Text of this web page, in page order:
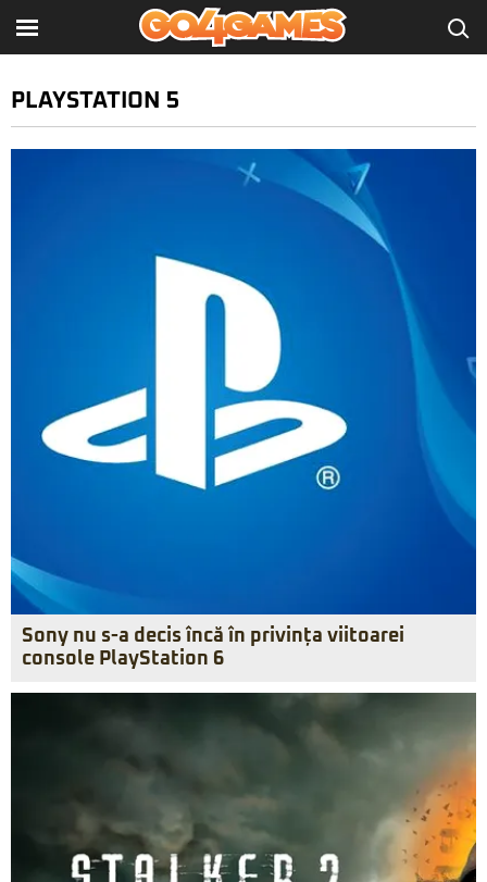
PLAYSTATION 5
Sony nu s-a decis încă în privința viitoarei
console PlayStation 6